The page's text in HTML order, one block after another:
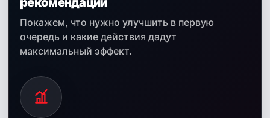
Покажем, что нужно улучшить в первую
очередь и какие действия дадут
максимальный эффект.